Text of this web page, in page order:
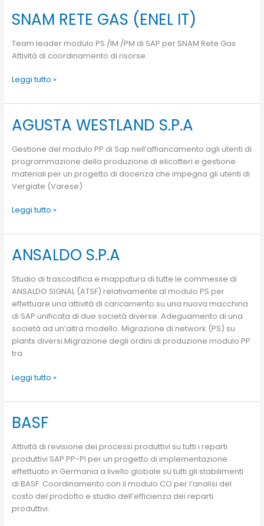
SNAM RETE GAS (ENEL IT)
Team leader modulo PS /IM /PM di SAP per SNAM Rete Gas
Attività di coordinamento di risorse.
SNAM
RETE
GAS
(ENEL
Leggi tutto »
AGUSTA WESTLAND S.P.A
Gestione del modulo PP di Sap nell’affiancamento agli utenti di
programmazione della produzione di elicotteri e gestione
materiali per un progetto di docenza che impegna gli utenti di
Vergiate (Varese)
AGUSTA
WESTLAND
S.P.A
Leggi tutto »
ANSALDO S.P.A
Studio di trascodifica e mappatura di tutte le commesse di
ANSALDO SIGNAL (ATSF) relativamente al modulo PS per
effettuare una attività di caricamento su una nuova macchina
di SAP unificata di due società diverse. Adeguamento di una
società ad un’altra modello. Migrazione di network (PS) su
plants diversi.Migrazione degli ordini di produzione modulo PP
tra
ANSALDO
S.P.A
Leggi tutto »
BASF
Attività di revisione dei processi produttivi su tutti i reparti
produttivi SAP PP-PI per un progetto di implementazione
effettuato in Germania a livello globale su tutti gli stabilimenti
di BASF. Coordinamento con il modulo CO per l’analisi del
costo del prodotto e studio dell’efficienza dei reparti
produttivi.
BASF